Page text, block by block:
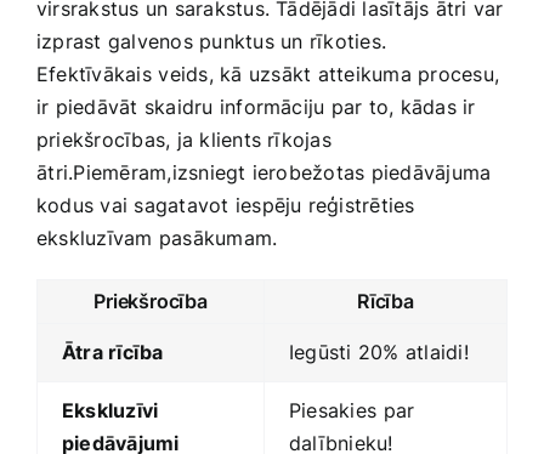
virsrakstus un‌ sarakstus. Tādējādi lasītājs ‍ātri var
izprast ‍galvenos punktus ⁤un rīkoties.‌
Efektīvākais ⁤veids, kā ⁢uzsākt atteikuma procesu,
ir piedāvāt skaidru informāciju ​par to, kādas ir
priekšrocības, ja klients rīkojas
⁤ātri.Piemēram,izsniegt ierobežotas piedāvājuma
kodus vai sagatavot iespēju reģistrēties
ekskluzīvam pasākumam.
Priekšrocība Rīcība
Ātra rīcība Iegūsti ​20% atlaidi!
Ekskluzīvi
piedāvājumi
Piesakies ⁤par
dalībnieku!